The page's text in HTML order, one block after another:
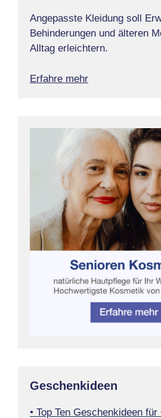
Angepasste Kleidung soll
Behinderungen und älteren
Alltag erleichtern.
Erfahre mehr
Geschenkideen
• Top Ten Geschenkideen